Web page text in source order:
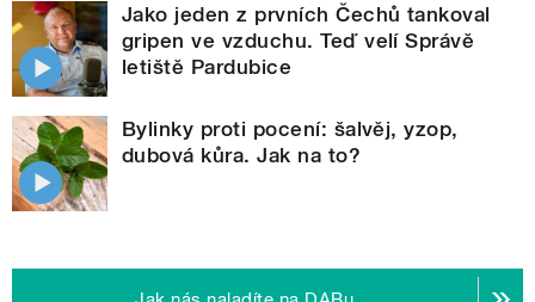
Jako jeden z prvních Čechů tankoval
gripen ve vzduchu. Teď velí Správě
letiště Pardubice
Bylinky proti pocení: šalvěj, yzop,
dubová kůra. Jak na to?